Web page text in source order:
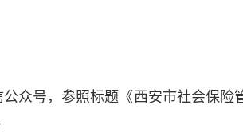
号，参照标题《西安市社会保险